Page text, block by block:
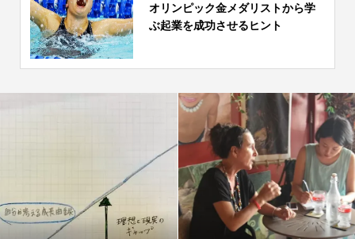
オリンピック金メダリストから学
ぶ起業を成功させるヒント